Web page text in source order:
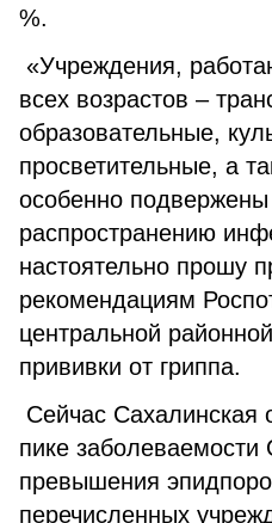
%.
«Учреждения,
всех возрастов –
образовательные,
просветительные, а
особенно
распространению
настоятельно прошу
рекомендациям
центральной
прививки от гриппа.
Сейчас Сахалинская
пике
превышения
перечисленных